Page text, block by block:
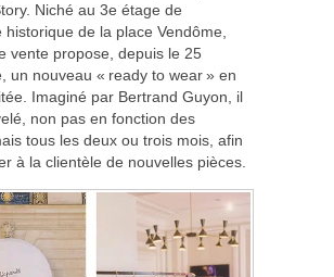
Niché au 3e étage de
historique de la place Vendôme,
vente propose, depuis le 25
un nouveau « ready to wear » en
Imaginé par Bertrand Guyon, il
non pas en fonction des
tous les deux ou trois mois, afin
à la clientèle de nouvelles pièces.